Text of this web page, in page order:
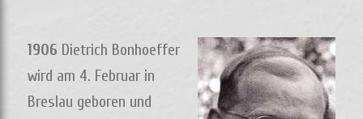
1906 Dietrich Bonhoeffer
wird am 4. Februar in
Breslau geboren und